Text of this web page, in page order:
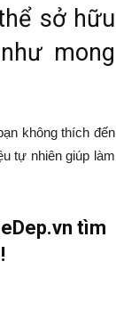
sở hữu
mong
không thích đến
tự nhiên giúp làm
tìm